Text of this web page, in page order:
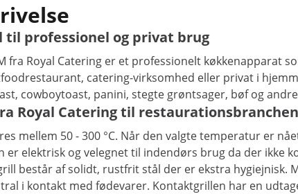
professionel og privat brug
fra Royal Catering er et professionelt køkkenapparat
catering-virksomhed eller privat i
cowboytoast, panini, stegte grøntsager, bøf og
Royal Catering til restaurationsbranchen
mellem 50 - 300 °C. Når den valgte temperatur er
er elektrisk og velegnet til indendørs brug da der ikke
består af solidt, rustfrit stål der er ekstra
i kontakt med fødevarer. Kontaktgrillen har en